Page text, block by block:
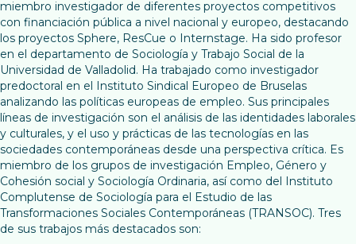
miembro investigador de diferentes proyectos competitivos
con financiación pública a nivel nacional y europeo, destacando
los proyectos Sphere, ResCue o Internstage. Ha sido profesor
en el departamento de Sociología y Trabajo Social de la
Universidad de Valladolid. Ha trabajado como investigador
predoctoral en el Instituto Sindical Europeo de Bruselas
analizando las políticas europeas de empleo. Sus principales
líneas de investigación son el análisis de las identidades laborales
y culturales, y el uso y prácticas de las tecnologías en las
sociedades contemporáneas desde una perspectiva crítica. Es
miembro de los grupos de investigación Empleo, Género y
Cohesión social y Sociología Ordinaria, así como del Instituto
Complutense de Sociología para el Estudio de las
Transformaciones Sociales Contemporáneas (TRANSOC). Tres
de sus trabajos más destacados son: